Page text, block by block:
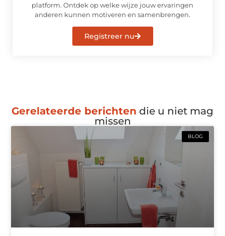
platform. Ontdek op welke wijze jouw ervaringen
anderen kunnen motiveren en samenbrengen.
Registreer nu
Gerelateerde berichten die u niet mag
missen
BLOG